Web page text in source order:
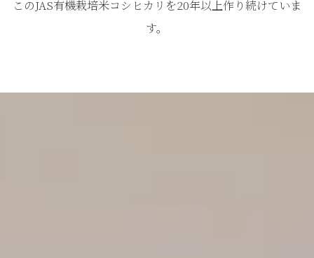
このJAS有機栽培米コシヒカリを20年以上作り続けていま
す。